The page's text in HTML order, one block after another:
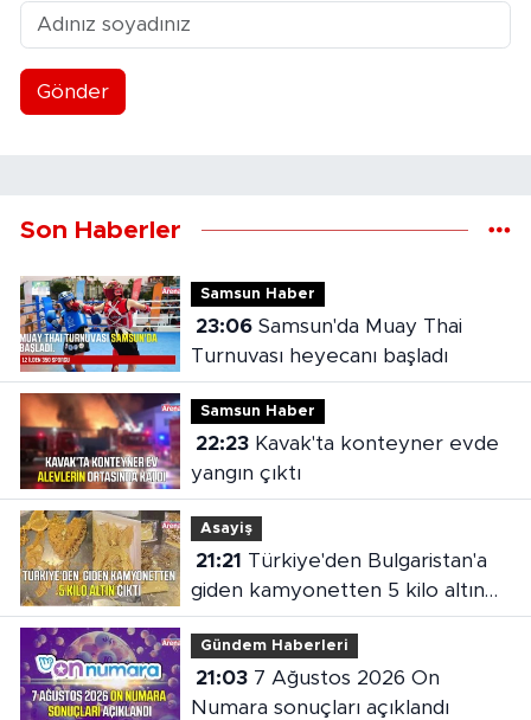
Gönder
Son Haberler
Samsun Haber
23:06Samsun'da Muay Thai
Turnuvası heyecanı başladı
Samsun Haber
22:23Kavak'ta konteyner evde
yangın çıktı
Asayiş
21:21
giden kamyonetten 5 kilo altın
çıktı
Gündem Haberleri
21:037 Ağustos 2026 On
Numara sonuçları açıklandı